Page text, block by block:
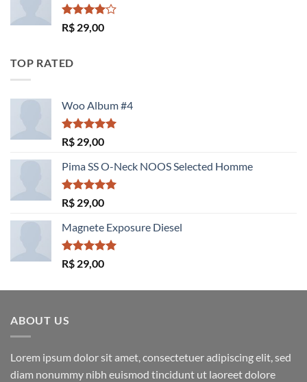
Avaliação
4.00
de
R$ 29,00
TOP RATED
Woo Album #4
Avaliação
5.00
de 5
R$ 29,00
Pima SS O-Neck NOOS Selected Homme
Avaliação
5.00
de 5
R$ 29,00
Magnete Exposure Diesel
Avaliação
5.00
de 5
R$ 29,00
ABOUT US
Lorem ipsum dolor sit amet, consectetuer adipiscing elit, sed
diam nonummy nibh euismod tincidunt ut laoreet dolore